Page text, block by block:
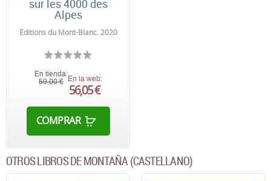
sur les 4000 des
Alpes
Éditions du Mont-Blanc. 2020
En tienda:
59,00 € En la web:
56,05 €
COMPRAR
OTROS LIBROS DE MONTAÑA (CASTELLANO)